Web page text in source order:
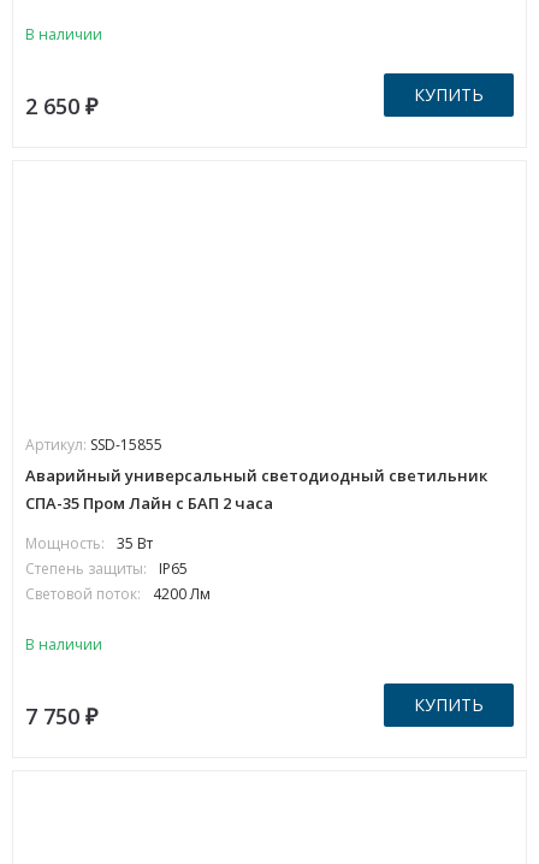
В наличии
2 650 ₽ КУПИТЬ
Артикул: SSD-15855
Аварийный универсальный светодиодный светильник
СПА-35 Пром Лайн с БАП 2 часа
Мощность:
35 Вт
Степень защиты:
IP65
Световой поток:
4200 Лм
В наличии
7 750 ₽ КУПИТЬ